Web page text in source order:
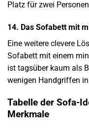
Platz für zwei
14. Das Sofabett mit
Eine weitere clevere
Sofabett mit einem
ist tagsüber kaum als
wenigen Handgriffen
Tabelle der Sofa-
Merkmale